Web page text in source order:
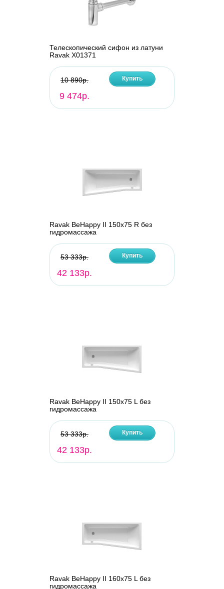
Телескопический сифон из латуни
Ravak X01371
10 890р.
9 474р.
Купить
Ravak BeHappy II 150х75 R без
гидромассажа
53 333р.
42 133р.
Купить
Ravak BeHappy II 150х75 L без
гидромассажа
53 333р.
42 133р.
Купить
Ravak BeHappy II 160х75 L без
гидромассажа